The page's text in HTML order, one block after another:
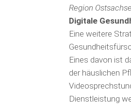
Region
Digitale
Eine weitere
Eines davon ist
der häuslichen
Dienstleistung